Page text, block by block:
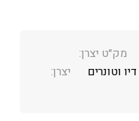
מק״ט יצרן:
דיו וטונרים
יצרן: